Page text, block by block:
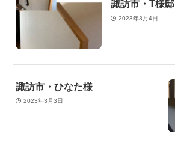
諏訪市・T様邸
2023年3月4日
諏訪市・ひなた様
2023年3月3日